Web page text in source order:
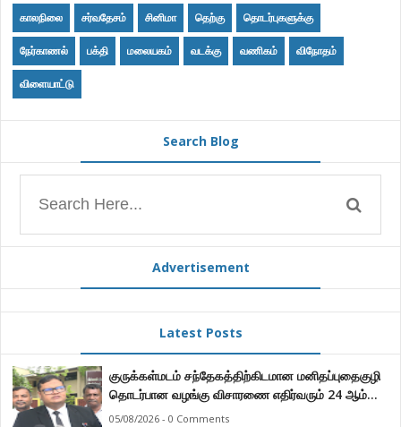
காலநிலை சர்வதேசம் சினிமா தெற்கு தொடர்புகளுக்கு
நேர்காணல் பக்தி மலையகம் வடக்கு வணிகம் விநோதம்
விளையாட்டு
Search Blog
Advertisement
Latest Posts
குருக்கள்மடம் சந்தேகத்திற்கிடமான மனிதப்புதைகுழி
தொடர்பான வழங்கு விசாரணை எதிர்வரும் 24 ஆம்
திகதிக்கு தவணையிடப்பட்டுள்ளது.
05/08/2026 - 0 Comments